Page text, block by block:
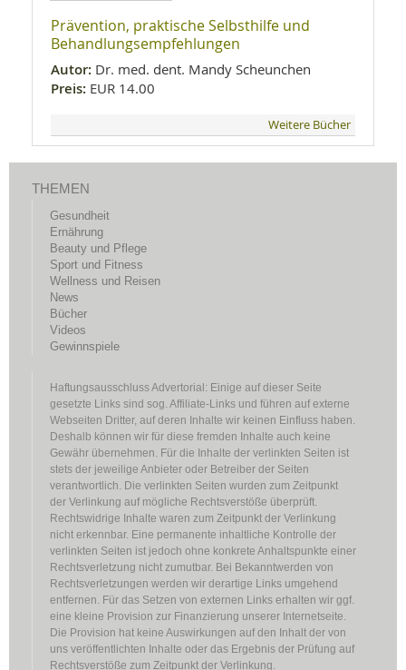
Prävention, praktische Selbsthilfe und
Behandlungsempfehlungen
Autor: Dr. med. dent. Mandy Scheunchen
Preis: EUR 14.00
Weitere Bücher
THEMEN
Gesundheit
Ernährung
Beauty und Pflege
Sport und Fitness
Wellness und Reisen
News
Bücher
Videos
Gewinnspiele
Haftungsausschluss Advertorial: Einige auf dieser Seite
gesetzte Links sind sog. Affiliate-Links und führen auf externe
Webseiten Dritter, auf deren Inhalte wir keinen Einfluss haben.
Deshalb können wir für diese fremden Inhalte auch keine
Gewähr übernehmen. Für die Inhalte der verlinkten Seiten ist
stets der jeweilige Anbieter oder Betreiber der Seiten
verantwortlich. Die verlinkten Seiten wurden zum Zeitpunkt
der Verlinkung auf mögliche Rechtsverstöße überprüft.
Rechtswidrige Inhalte waren zum Zeitpunkt der Verlinkung
nicht erkennbar. Eine permanente inhaltliche Kontrolle der
verlinkten Seiten ist jedoch ohne konkrete Anhaltspunkte einer
Rechtsverletzung nicht zumutbar. Bei Bekanntwerden von
Rechtsverletzungen werden wir derartige Links umgehend
entfernen. Für das Setzen von externen Links erhalten wir ggf.
eine kleine Provision zur Finanzierung unserer Internetseite.
Die Provision hat keine Auswirkungen auf den Inhalt der von
uns veröffentlichten Inhalte oder das Ergebnis der Prüfung auf
Rechtsverstöße zum Zeitpunkt der Verlinkung.